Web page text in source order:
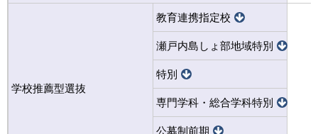
学校推薦型選抜
教育連携指定校
瀬戸内島しょ部地域特別
特別
専門学科・総合学科特別
公募制前期